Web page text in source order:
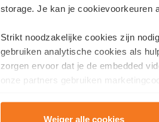
storage. Je kan je cookievoorkeuren
Strikt noodzakelijke cookies zijn
gebruiken analytische cookies als
zorgen ervoor dat je de embedded
onze partners gebruiken
Weiger alle cookies
Vous souhaitez
Remplissez vos